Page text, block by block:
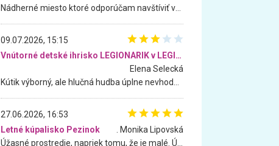
09.07.2026, 15:15
Vnútorné detské ihrisko LEGIONARIK v LEGIA Fitness
Elena Selecká
27.06.2026, 16:53
Letné kúpalisko Pezinok
. Monika Lipovská